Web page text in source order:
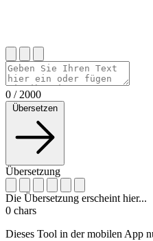
0 / 2000
Übersetzen
Übersetzung
Die Übersetzung erscheint hier...
0 chars
Dieses Tool in der mobilen App